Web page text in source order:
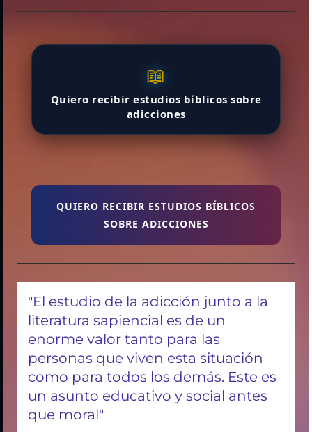
Quiero recibir estudios bíblicos sobre
adicciones
📖
QUIERO RECIBIR ESTUDIOS BÍBLICOS
SOBRE ADICCIONES
"El estudio de la adicción junto a la
literatura sapiencial es de un
enorme valor tanto para las
personas que viven esta situación
como para todos los demás. Este es
un asunto educativo y social antes
que moral"